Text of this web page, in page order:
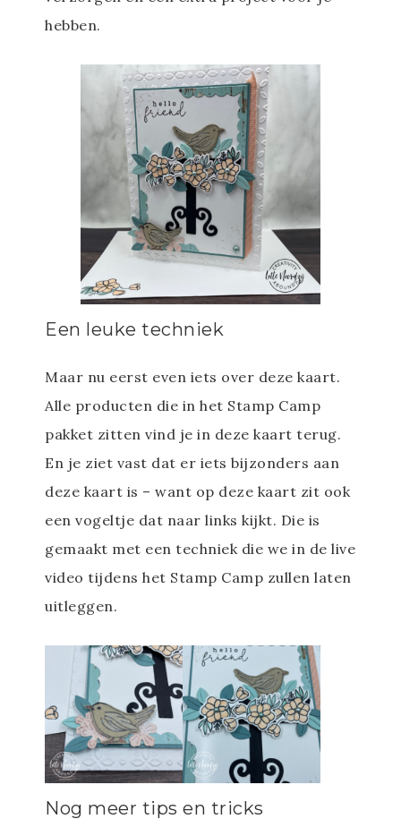
hebben.
Een leuke techniek
Maar nu eerst even iets over deze kaart.
Alle producten die in het Stamp Camp
pakket zitten vind je in deze kaart terug.
En je ziet vast dat er iets bijzonders aan
deze kaart is – want op deze kaart zit ook
een vogeltje dat naar links kijkt. Die is
gemaakt met een techniek die we in de live
video tijdens het Stamp Camp zullen laten
uitleggen.
Nog meer tips en tricks